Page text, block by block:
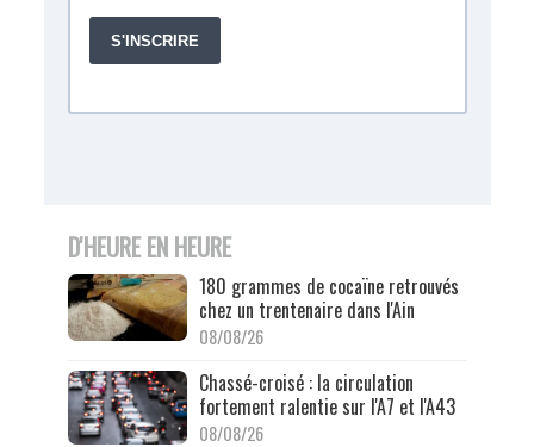
D'HEURE EN HEURE
180 grammes de cocaïne retrouvés
chez un trentenaire dans l'Ain
08/08/26
Chassé-croisé : la circulation
fortement ralentie sur l'A7 et l'A43
08/08/26